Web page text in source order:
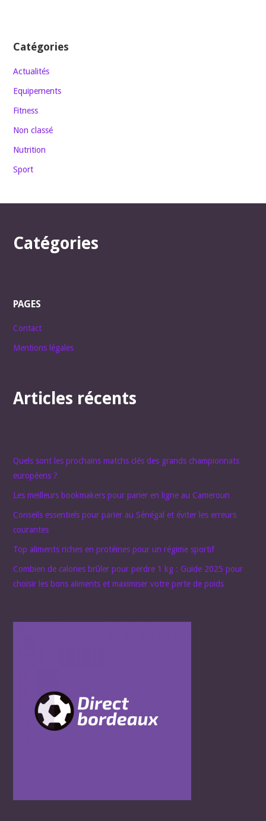
Catégories
Actualités
Equipements
Fitness
Non classé
Nutrition
Sport
Catégories
PAGES
Contact
Mentions légales
Articles récents
Quels sont les prochains matchs clés des grands championnats
européens ?
Les meilleurs bookmakers pour parier en ligne au Cameroun
Conseils essentiels pour parier au Sénégal et éviter les erreurs
courantes
Top aliments riches en protéines pour un régime sportif
Combien de calories brûler pour perdre 1 kg : Guide 2025 pour
choisir les bons aliments et maximiser votre perte de poids